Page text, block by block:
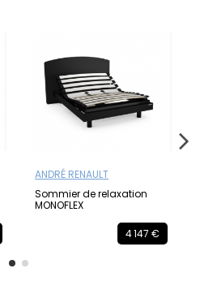
ANDRÉ RENAULT
Sommier de relaxation
MONOFLEX
4 147 €